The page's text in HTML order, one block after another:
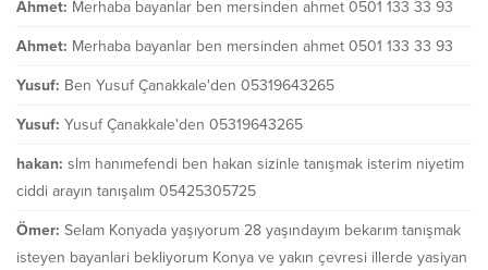
Ahmet: Merhaba bayanlar ben mersinden ahmet 0501 133 33 93
Ahmet: Merhaba bayanlar ben mersinden ahmet 0501 133 33 93
Yusuf: Ben Yusuf Çanakkale'den 05319643265
Yusuf: Yusuf Çanakkale'den 05319643265
hakan: slm hanımefendi ben hakan sizinle tanışmak isterim niyetim
ciddi arayın tanışalım 05425305725
Ömer: Selam Konyada yaşıyorum 28 yaşındayım bekarım tanışmak
isteyen bayanlari bekliyorum Konya ve yakın çevresi illerde yasiyan